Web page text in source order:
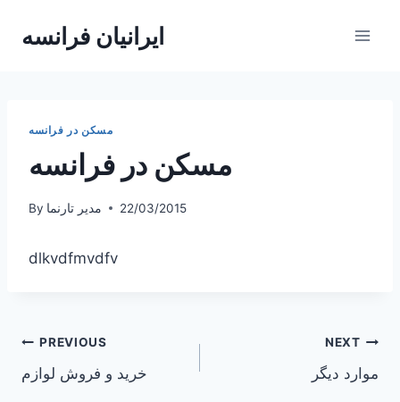
ایرانیان فرانسه
مسکن در فرانسه
مسکن در فرانسه
By مدیر تارنما 22/03/2015
dlkvdfmvdfv
Post
navigation
PREVIOUS
خرید و فروش لوازم
NEXT
موارد دیگر